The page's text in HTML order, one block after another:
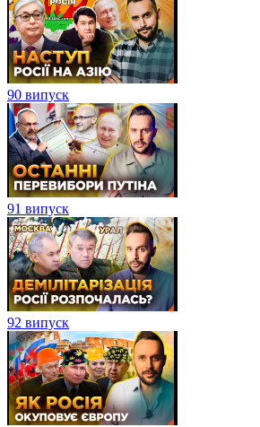
90 випуск
91 випуск
92 випуск